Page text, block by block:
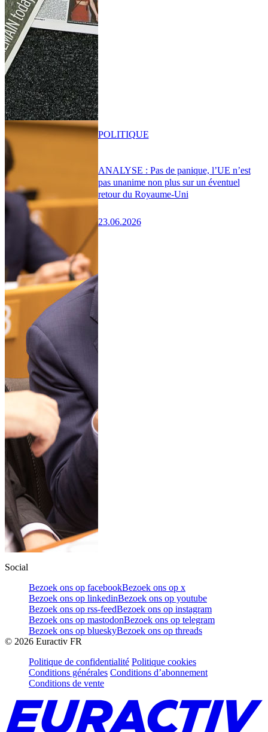
ANALYSE : Pas de panique, l’UE n’est
pas unanime non plus sur un éventuel
retour du Royaume-Uni
23.06.2026
POLITIQUE
Social
Bezoek ons op facebookBezoek ons op x
Bezoek ons op linkedinBezoek ons op youtube
Bezoek ons op rss-feedBezoek ons op instagram
Bezoek ons op mastodonBezoek ons op telegram
Bezoek ons op blueskyBezoek ons op threads
© 2026 Euractiv FR
Politique de confidentialité Politique cookies
Conditions générales Conditions d’abonnement
Conditions de vente